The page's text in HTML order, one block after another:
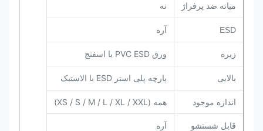
میانه ضد پرفراژ نه
ESD آره
زیره ورق PVC ESD با اسفنج
بالایی پارچه پلی استر ESD با الاستیک
اندازه موجود همه (XS / S / M / L / XL / XXL)
قابل شستشو آره